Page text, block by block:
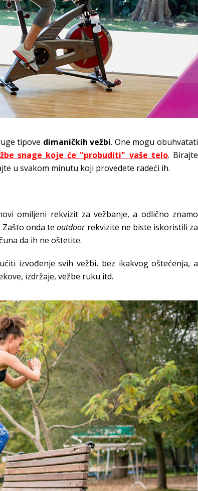
tipove dimaničkih vežbi. One mogu obuhvatati
snage koje će "probuditi" vaše telo. Birajte
u svakom minutu koji provedete radeći ih.
omiljeni rekvizit za vežbanje, a odlično znamo
Zašto onda teoutdoorrekvizite ne biste iskoristili za
da ih ne oštetite.
izvođenje svih vežbi, bez ikakvog oštećenja, a
izdržaje, vežbe ruku itd.